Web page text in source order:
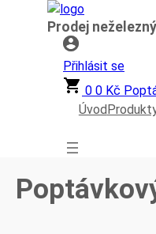
Přeskočit
Prodej
Přihlásit se
0 0 Kč
Úvod